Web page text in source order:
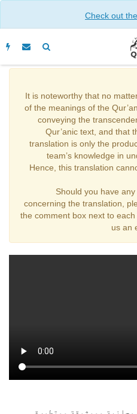
Check out
It is noteworthy that no
of the meanings of the
conveying the
Qur’anic text, and that
translation is only the
team’s knowledge in
Hence, this translation
Should you have
concerning the translation,
the comment box next to
us an